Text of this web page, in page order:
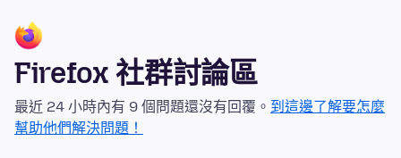
Firefox 社群討論區
最近 24 小時內有 9 個問題還沒有回覆。 到這邊了解要怎麼
幫助他們解決問題！